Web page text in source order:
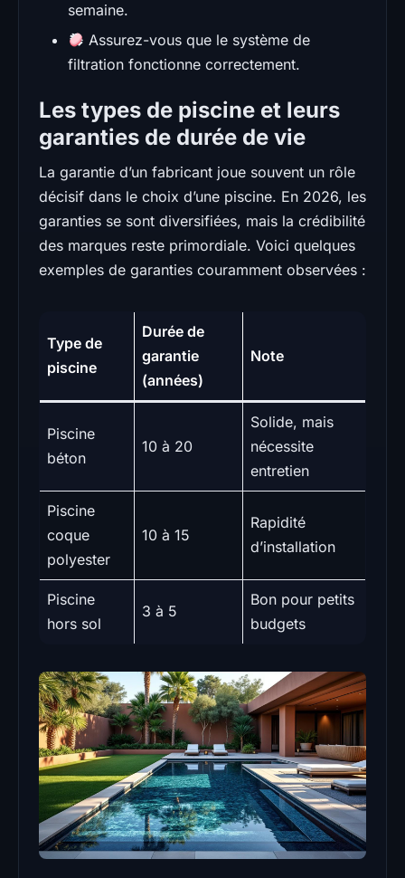
semaine.
Assurez-vous que le système de
filtration fonctionne correctement.
Les types de piscine et leurs
garanties de durée de vie
La garantie d’un fabricant joue souvent un rôle
décisif dans le choix d’une piscine. En 2026, les
garanties se sont diversifiées, mais la crédibilité
des marques reste primordiale. Voici quelques
exemples de garanties couramment observées :
Type de
piscine
Durée de
garantie
(années)
Note
Piscine
béton
10 à 20
Solide, mais
nécessite
entretien
Piscine
coque
polyester
10 à 15
Rapidité
d’installation
Piscine
hors sol
3 à 5
Bon pour petits
budgets